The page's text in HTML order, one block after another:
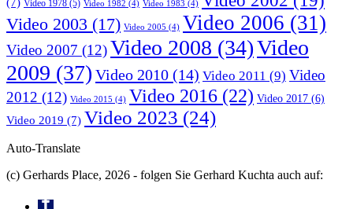
Video 1978 (5) Video 1982 (4) Video 1983 (4)
Video 2003 (17) Video 2005 (4) Video 2006 (31)
Video 2007 (12)Video 2008 (34)Video
2009 (37) Video 2010 (14) Video 2011 (9) Video
2012 (12) Video 2015 (4) Video 2016 (22) Video 2017 (6)
Video 2019 (7) Video 2023 (24)
Auto-Translate
(c) Gerhards Place, 2026 - folgen Sie Gerhard Kuchta auch auf: